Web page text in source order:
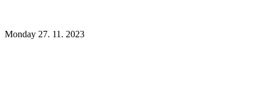
Monday 27. 11. 2023